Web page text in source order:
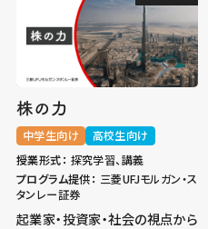
株の力
中学生向け
高校生向け
授業形式： 探究学習、講義
プログラム提供： 三菱UFJモルガン・ス
タンレー証券
起業家・投資家・社会の視点から